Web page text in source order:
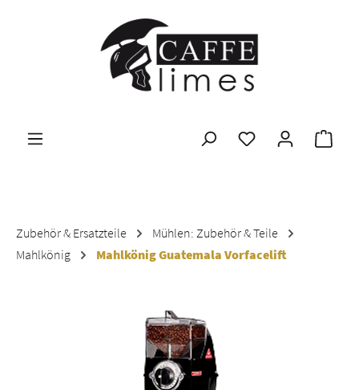
Zum Hauptinhalt springen
Zubehör & Ersatzteile
Mühlen: Zubehör & Teile
Mahlkönig
Mahlkönig Guatemala Vorfacelift